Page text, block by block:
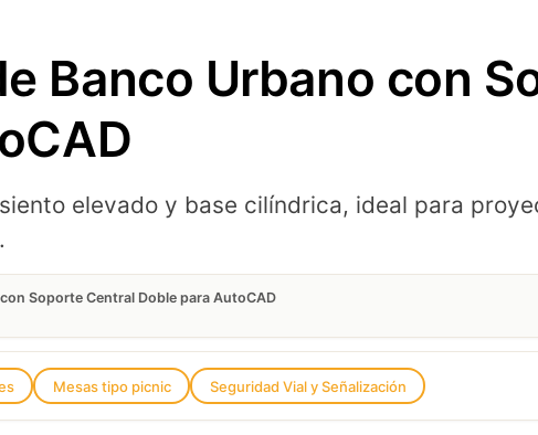
Banco Urbano con
elevado y base cilíndrica, ideal para
Soporte Central Doble para AutoCAD
Mesas tipo picnic Seguridad Vial y Señalización